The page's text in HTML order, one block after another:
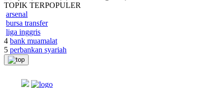
TOPIK TERPOPULER
arsenal
bursa transfer
liga inggris
4 bank muamalat
5 perbankan syariah